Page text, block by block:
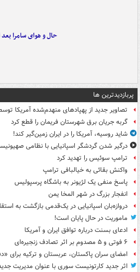
حال و هوای سامرا بعد
پربازدیدترین ها
تصاویر جدید از پهپادهای منهدم‌شده آمریکا
گربه جریان برق شهرستان فریمان را قطع کرد
شاید روسیه، آمریکا را در ایران زمین‌گیر کند!
درگیر شدن گردشگر اسپانیایی با نظامی
ترامپ سوئیس را تهدید کرد
واکنش بقائی به خیالبافی ترامپ
پاسخ منفی یک لژیونر به باشگاه پرسپولیس
انفجار بزرگ در شهر المخا یمن
دروازه‌بان اسپانیایی در یک‌قدمی بازگشت به
ماموریت در حال پایان است!
ادعای بسنت درباره توافق ایران و آمریکا
۶ فوتی و ۵ مصدوم بر اثر تصادف زنجیره‌ای
امضای سران پاکستان، عربستان و ترکیه برای
اثر جدید کارتونیست سوری با عنوان مدیریت